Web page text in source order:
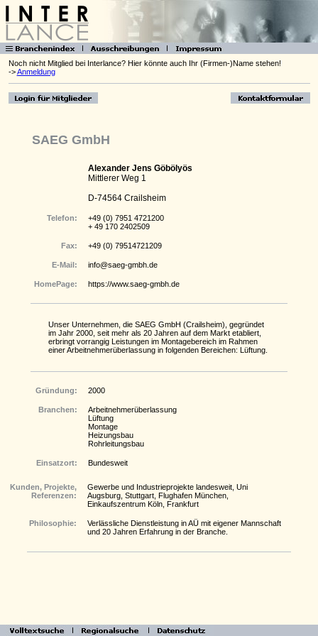
Noch nicht Mitglied bei Interlance? Hier könnte auch Ihr (Firmen-)Name stehen!
->Anmeldung
SAEG GmbH
Alexander Jens Göbölyös
Mittlerer Weg 1
D-74564 Crailsheim
Telefon:
+49 (0) 7951 4721200
+ 49 170 2402509
Fax: +49 (0) 79514721209
E-Mail: info@saeg-gmbh.de
HomePage: https://www.saeg-gmbh.de
Unser Unternehmen, die SAEG GmbH (Crailsheim), gegründet
im Jahr 2000, seit mehr als 20 Jahren auf dem Markt etabliert,
erbringt vorrangig Leistungen im Montagebereich im Rahmen
einer Arbeitnehmerüberlassung in folgenden Bereichen: Lüftung.
Gründung: 2000
Branchen:
Arbeitnehmerüberlassung
Lüftung
Montage
Heizungsbau
Rohrleitungsbau
Einsatzort: Bundesweit
Kunden, Projekte,
Referenzen:
Gewerbe und Industrieprojekte landesweit, Uni
Augsburg, Stuttgart, Flughafen München,
Einkaufszentrum Köln, Frankfurt
Philosophie:
Verlässliche Dienstleistung in AÜ mit eigener Mannschaft
und 20 Jahren Erfahrung in der Branche.